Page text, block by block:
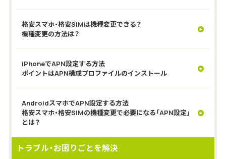
格安スマホ・格安SIMは機種変更できる？
機種変更の方法は？
iPhoneでAPN設定する方法
ポイントはAPN構成プロファイルのインストール
AndroidスマホでAPN設定する方法
格安スマホ・格安SIMの機種変更で必要になる「APN設定」
とは？
トラブル・お困りごとを解決